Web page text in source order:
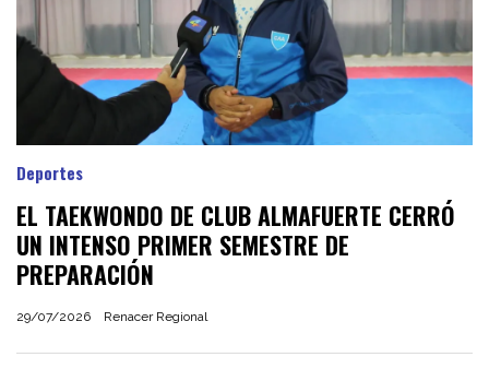
EL TAEKWONDO DE CLUB ALMAFUERTE CERRÓ
UN INTENSO PRIMER SEMESTRE DE
PREPARACIÓN
Renacer Regional
Deportes
29/07/2026